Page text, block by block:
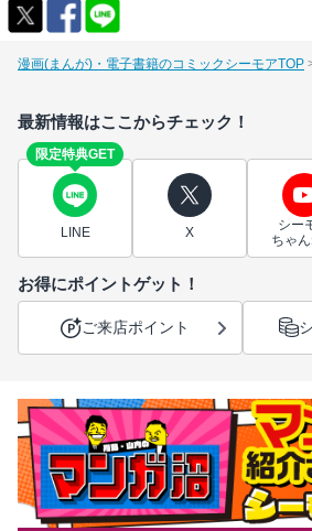
漫画(まんが)・電子書籍のコミックシーモアTOP
最新情報はここからチェック！
限定特典GET
LINE X
シー
ちゃ
お得にポイントゲット！
ご来店ポイント